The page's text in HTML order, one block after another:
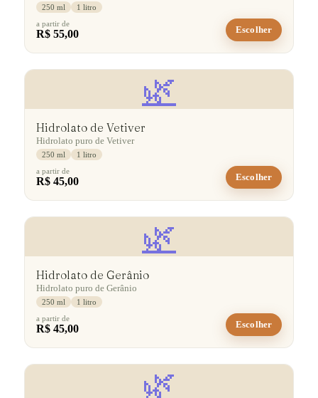
250 ml
1 litro
a partir de
R$ 55,00 Escolher
🌿
Hidrolato de Vetiver
Hidrolato puro de Vetiver
250 ml
1 litro
a partir de
R$ 45,00 Escolher
🌿
Hidrolato de Gerânio
Hidrolato puro de Gerânio
250 ml
1 litro
a partir de
R$ 45,00 Escolher
🌿